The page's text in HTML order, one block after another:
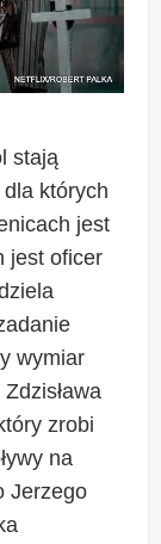
stają
których
jest
jest oficer
wymiar
zrobi
na
Jerzego